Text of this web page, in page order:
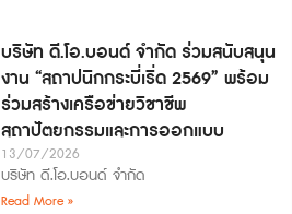
บริษัท ดี.โอ.บอนด์ จำกัด ร่วมสนับสนุน
งาน “สถาปนิกกระบี่เริ่ด 2569” พร้อม
ร่วมสร้างเครือข่ายวิชาชีพ
สถาปัตยกรรมและการออกแบบ
13/07/2026
บริษัท ดี.โอ.บอนด์ จำกัด
Read More »